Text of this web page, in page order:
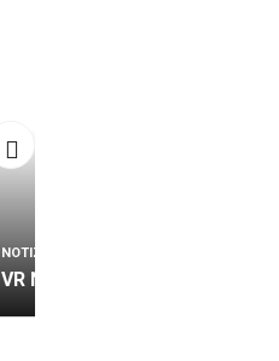
NOTIZIE
VR News Lis 06/08/2026